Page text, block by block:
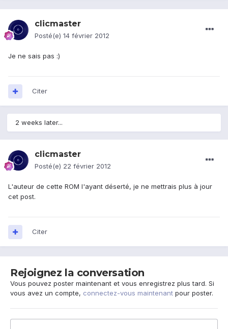
clicmaster
Posté(e) 14 février 2012
Je ne sais pas :)
Citer
2 weeks later...
clicmaster
Posté(e) 22 février 2012
L'auteur de cette ROM l'ayant déserté, je ne mettrais plus à jour
cet post.
Citer
Rejoignez la conversation
Vous pouvez poster maintenant et vous enregistrez plus tard. Si
vous avez un compte, connectez-vous maintenant pour poster.